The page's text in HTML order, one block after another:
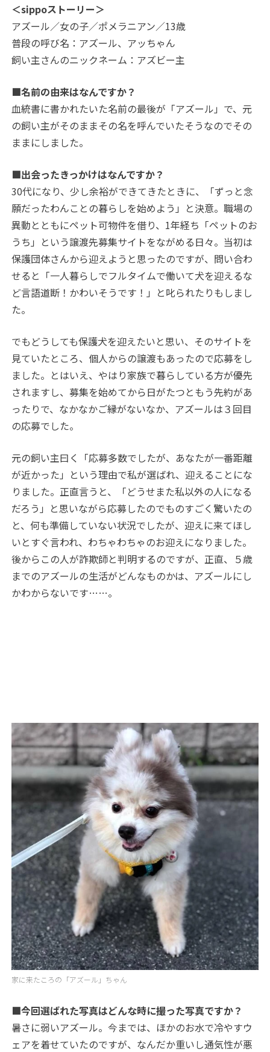
＜sippoストーリー＞
アズール／女の子／ポメラニアン／13歳
普段の呼び名：アズール、アッちゃん
飼い主さんのニックネーム：アズビー主
■名前の由来はなんですか？
血統書に書かれたいた名前の最後が「アズール」で、元
の飼い主がそのままその名を呼んでいたそうなのでその
ままにしました。
■出会ったきっかけはなんですか？
30代になり、少し余裕ができてきたときに、「ずっと念
願だったわんことの暮らしを始めよう」と決意。職場の
異動とともにペット可物件を借り、1年経ち「ペットのお
うち」という譲渡先募集サイトをながめる日々。当初は
保護団体さんから迎えようと思ったのですが、問い合わ
せると「一人暮らしでフルタイムで働いて犬を迎えるな
ど言語道断！かわいそうです！」と叱られたりもしまし
た。
でもどうしても保護犬を迎えたいと思い、そのサイトを
見ていたところ、個人からの譲渡もあったので応募をし
ました。とはいえ、やはり家族で暮らしている方が優先
されますし、募集を始めてから日がたつともう先約があ
ったりで、なかなかご縁がないなか、アズールは３回目
の応募でした。
元の飼い主曰く「応募多数でしたが、あなたが一番距離
が近かった」という理由で私が選ばれ、迎えることにな
りました。正直言うと、「どうせまた私以外の人になる
だろう」と思いながら応募したのでものすごく驚いたの
と、何も準備していない状況でしたが、迎えに来てほし
いとすぐ言われ、わちゃわちゃのお迎えになりました。
後からこの人が詐欺師と判明するのですが、正直、５歳
までのアズールの生活がどんなものかは、アズールにし
かわからないです……。
家に来たころの「アズール」ちゃん
■今回選ばれた写真はどんな時に撮った写真ですか？
暑さに弱いアズール。今までは、ほかのお水で冷やすウ
ェアを着せていたのですが、なんだか重いし通気性が悪